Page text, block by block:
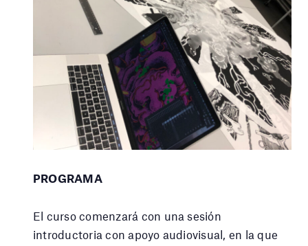
PROGRAMA
El curso comenzará con una sesión
introductoria con apoyo audiovisual, en la que